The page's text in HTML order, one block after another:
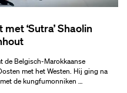
‘Sutra’ Shaolin
de Belgisch-Marokkaanse
met het Westen. Hij ging na
de kungfumonniken …